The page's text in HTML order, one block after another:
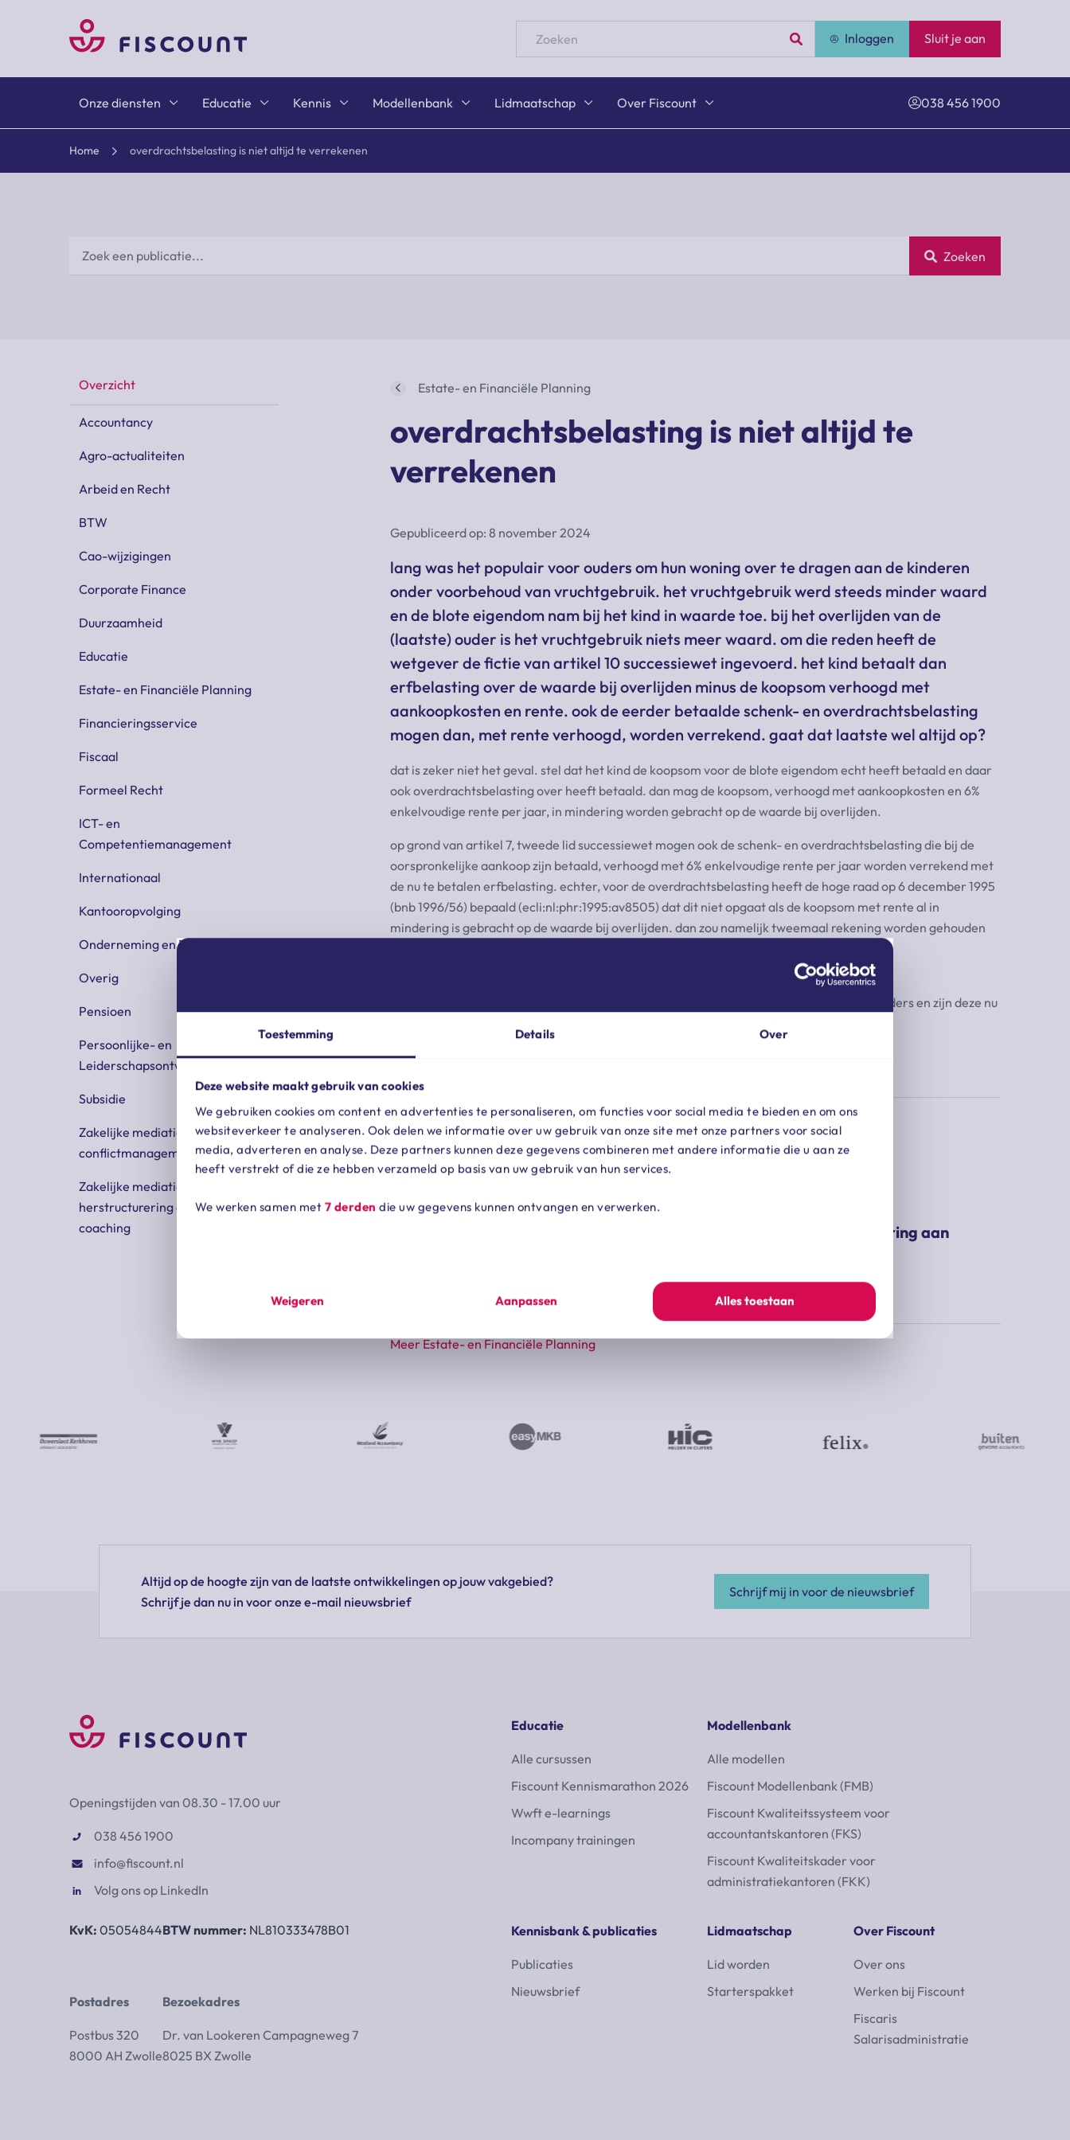
Toestemming Details Over
Deze website maakt gebruik van cookies
We gebruiken cookies om content en advertenties te personaliseren, om functies voor social media te bieden en om ons
websiteverkeer te analyseren. Ook delen we informatie over uw gebruik van onze site met onze partners voor social
media, adverteren en analyse. Deze partners kunnen deze gegevens combineren met andere informatie die u aan ze
heeft verstrekt of die ze hebben verzameld op basis van uw gebruik van hun services.
We werken samen met 7 derden die uw gegevens kunnen ontvangen en verwerken.
Weigeren Aanpassen Alles toestaan
Inloggen Sluit je aan
Onze diensten Educatie Kennis Modellenbank Lidmaatschap Over Fiscount 038 456 1900
Home overdrachtsbelasting is niet altijd te verrekenen
Zoeken
Overzicht
Accountancy
Agro-actualiteiten
Arbeid en Recht
BTW
Cao-wijzigingen
Corporate Finance
Duurzaamheid
Educatie
Estate- en Financiële Planning
Financieringsservice
Fiscaal
Formeel Recht
ICT- en
Competentiemanagement
Internationaal
Kantooropvolging
Onderneming en Recht
Overig
Pensioen
Persoonlijke- en
Leiderschapsontwikkeling
Subsidie
Zakelijke mediation en
conflictmanagement
Zakelijke mediation,
herstructurering en business
coaching
Estate- en Financiële Planning
overdrachtsbelasting is niet altijd te
verrekenen
Gepubliceerd op: 8 november 2024
lang was het populair voor ouders om hun woning over te dragen aan de kinderen
onder voorbehoud van vruchtgebruik. het vruchtgebruik werd steeds minder waard
en de blote eigendom nam bij het kind in waarde toe. bij het overlijden van de
(laatste) ouder is het vruchtgebruik niets meer waard. om die reden heeft de
wetgever de fictie van artikel 10 successiewet ingevoerd. het kind betaalt dan
erfbelasting over de waarde bij overlijden minus de koopsom verhoogd met
aankoopkosten en rente. ook de eerder betaalde schenk- en overdrachtsbelasting
mogen dan, met rente verhoogd, worden verrekend. gaat dat laatste wel altijd op?
dat is zeker niet het geval. stel dat het kind de koopsom voor de blote eigendom echt heeft betaald en daar
ook overdrachtsbelasting over heeft betaald. dan mag de koopsom, verhoogd met aankoopkosten en 6%
enkelvoudige rente per jaar, in mindering worden gebracht op de waarde bij overlijden.
op grond van artikel 7, tweede lid successiewet mogen ook de schenk- en overdrachtsbelasting die bij de
oorspronkelijke aankoop zijn betaald, verhoogd met 6% enkelvoudige rente per jaar worden verrekend met
de nu te betalen erfbelasting. echter, voor de overdrachtsbelasting heeft de hoge raad op 6 december 1995
(bnb 1996/56) bepaald (ecli:nl:phr:1995:av8505) dat dit niet opgaat als de koopsom met rente al in
mindering is gebracht op de waarde bij overlijden. dan zou namelijk tweemaal rekening worden gehouden
heeft je cliënt in het verleden de blote eigendom gekocht van de woning van zijn/haar ouders en zijn deze nu
Vorig artikel
onbelaste overlijdensuitkering aan
636 dagen geleden
Meer Estate- en Financiële Planning
Altijd op de hoogte zijn van de laatste ontwikkelingen op jouw vakgebied?
Schrijf je dan nu in voor onze e-mail nieuwsbrief
Schrijf mij in voor de nieuwsbrief
Openingstijden van 08.30 - 17.00 uur
038 456 1900
info@fiscount.nl
Volg ons op LinkedIn
KvK:05054844BTW nummer: NL810333478B01
Postadres
Postbus 320
8000 AH Zwolle
Bezoekadres
Dr. van Lookeren Campagneweg 7
8025 BX Zwolle
Educatie
Alle cursussen
Fiscount Kennismarathon 2026
Wwft e-learnings
Incompany trainingen
Modellenbank
Alle modellen
Fiscount Modellenbank (FMB)
Fiscount Kwaliteitssysteem voor
accountantskantoren (FKS)
Fiscount Kwaliteitskader voor
administratiekantoren (FKK)
Kennisbank & publicaties
Publicaties
Nieuwsbrief
Lidmaatschap
Lid worden
Starterspakket
Over Fiscount
Over ons
Werken bij Fiscount
Fiscaris
Salarisadministratie